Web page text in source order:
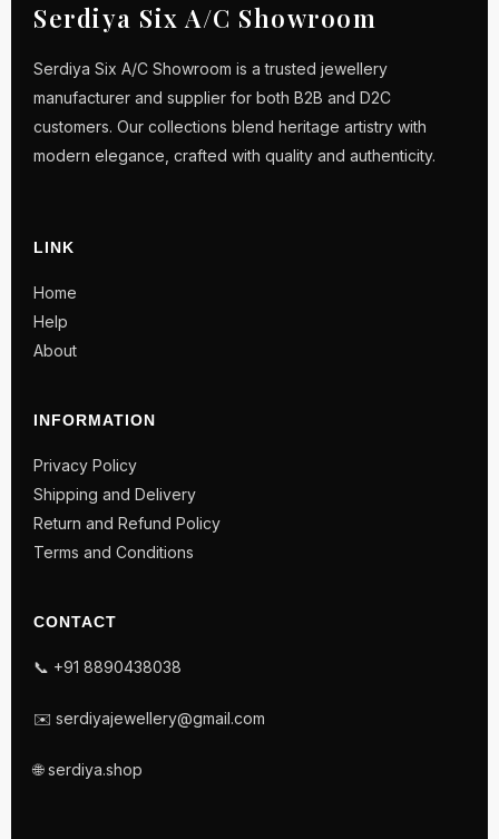
Serdiya Six A/C Showroom
Serdiya Six A/C Showroom is a trusted jewellery
manufacturer and supplier for both B2B and D2C
customers. Our collections blend heritage artistry with
modern elegance, crafted with quality and authenticity.
LINK
Home
Help
About
INFORMATION
Privacy Policy
Shipping and Delivery
Return and Refund Policy
Terms and Conditions
CONTACT
📞 +91 8890438038
✉️ serdiyajewellery@gmail.com
🌐 serdiya.shop